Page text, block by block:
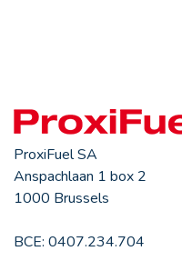
ProxiFuel SA
Anspachlaan 1 box 2
1000 Brussels
BCE: 0407.234.704